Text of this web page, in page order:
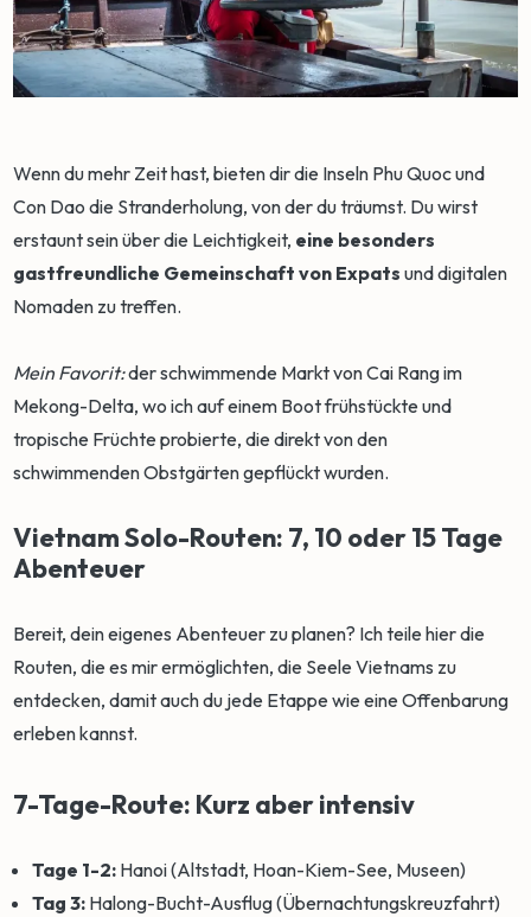
Wenn du mehr Zeit hast, bieten dir die Inseln Phu Quoc und
Con Dao die Stranderholung, von der du träumst. Du wirst
erstaunt sein über die Leichtigkeit, eine besonders
gastfreundliche Gemeinschaft von Expats und digitalen
Nomaden zu treffen.
Mein Favorit:der schwimmende Markt von Cai Rang im
Mekong-Delta, wo ich auf einem Boot frühstückte und
tropische Früchte probierte, die direkt von den
schwimmenden Obstgärten gepflückt wurden.
Vietnam Solo-Routen: 7, 10 oder 15 Tage
Abenteuer
Bereit, dein eigenes Abenteuer zu planen? Ich teile hier die
Routen, die es mir ermöglichten, die Seele Vietnams zu
entdecken, damit auch du jede Etappe wie eine Offenbarung
erleben kannst.
7-Tage-Route: Kurz aber intensiv
Tage 1-2: Hanoi (Altstadt, Hoan-Kiem-See, Museen)
Tag 3: Halong-Bucht-Ausflug (Übernachtungskreuzfahrt)